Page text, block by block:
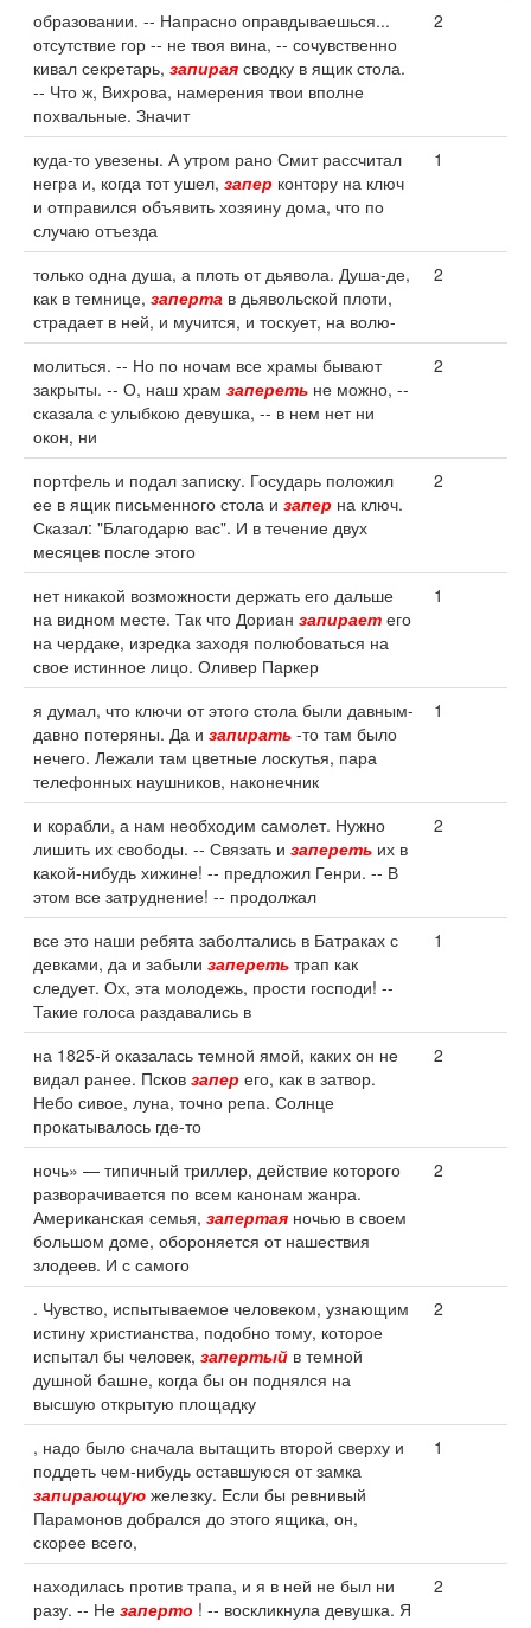
образовании. -- Напрасно оправдываешься...
отсутствие гор -- не твоя вина, -- сочувственно
кивал секретарь, запирая сводку в ящик стола.
-- Что ж, Вихрова, намерения твои вполне
похвальные. Значит
2
куда-то увезены. А утром рано Смит рассчитал
негра и, когда тот ушел, запер контору на ключ
и отправился объявить хозяину дома, что по
случаю отъезда
1
только одна душа, а плоть от дьявола. Душа-де,
как в темнице, заперта в дьявольской плоти,
страдает в ней, и мучится, и тоскует, на волю-
2
молиться. -- Но по ночам все храмы бывают
закрыты. -- О, наш храм запереть не можно, --
сказала с улыбкою девушка, -- в нем нет ни
окон, ни
2
портфель и подал записку. Государь положил
ее в ящик письменного стола и запер на ключ.
Сказал: "Благодарю вас". И в течение двух
месяцев после этого
2
нет никакой возможности держать его дальше
на видном месте. Так что Дориан запирает его
на чердаке, изредка заходя полюбоваться на
свое истинное лицо. Оливер Паркер
1
я думал, что ключи от этого стола были давным-
давно потеряны. Да и запирать -то там было
нечего. Лежали там цветные лоскутья, пара
телефонных наушников, наконечник
1
и корабли, а нам необходим самолет. Нужно
лишить их свободы. -- Связать и запереть их в
какой-нибудь хижине! -- предложил Генри. -- В
этом все затруднение! -- продолжал
2
все это наши ребята заболтались в Батраках с
девками, да и забыли запереть трап как
следует. Ох, эта молодежь, прости господи! --
Такие голоса раздавались в
1
на 1825-й оказалась темной ямой, каких он не
видал ранее. Псков запер его, как в затвор.
Небо сивое, луна, точно репа. Солнце
прокатывалось где-то
2
ночь» — типичный триллер, действие которого
разворачивается по всем канонам жанра.
Американская семья, запертая ночью в своем
большом доме, обороняется от нашествия
злодеев. И с самого
2
. Чувство, испытываемое человеком, узнающим
истину христианства, подобно тому, которое
испытал бы человек, запертый в темной
душной башне, когда бы он поднялся на
высшую открытую площадку
2
, надо было сначала вытащить второй сверху и
поддеть чем-нибудь оставшуюся от замка
запирающую железку. Если бы ревнивый
Парамонов добрался до этого ящика, он,
скорее всего,
1
находилась против трапа, и я в ней не был ни
разу. -- Не заперто ! -- воскликнула девушка. Я
2